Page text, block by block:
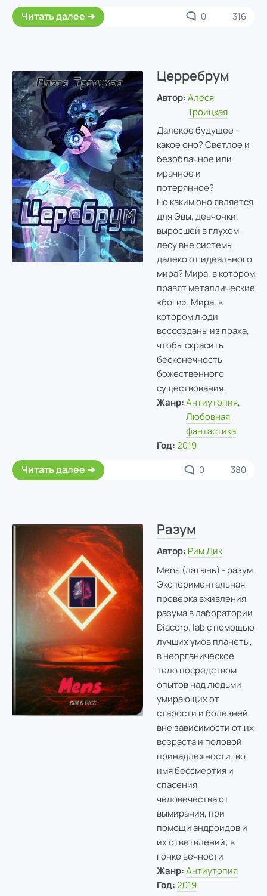
Читать далее 0 316
Церребрум
Автор: Алеся
Троицкая
Далекое будущее -
какое оно? Светлое и
безоблачное или
мрачное и
потерянное?
Но каким оно является
для Эвы, девчонки,
выросшей в глухом
лесу вне системы,
далеко от идеального
мира? Мира, в котором
правят металлические
«боги». Мира, в
котором люди
воссозданы из праха,
чтобы скрасить
бесконечность
божественного
существования.
Жанр: Антиутопия,
Любовная
фантастика
Год: 2019
Читать далее 0 380
Разум
Автор: Рим Дик
Mens (латынь) - разум.
Экспериментальная
проверка вживления
разума в лаборатории
Diacorp. lab с помощью
лучших умов планеты,
в неорганическое
тело посредством
опытов над людьми
умирающих от
старости и болезней,
вне зависимости от их
возраста и половой
принадлежности; во
имя бессмертия и
спасения
человечества от
вымирания, при
помощи андроидов и
их ответвлений; в
гонке вечности
Жанр: Антиутопия
Год: 2019